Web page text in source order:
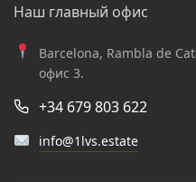
Наш главный офис
Barcelona, Rambla de
офис 3.
+34 679 803 622
info@1lvs.estate